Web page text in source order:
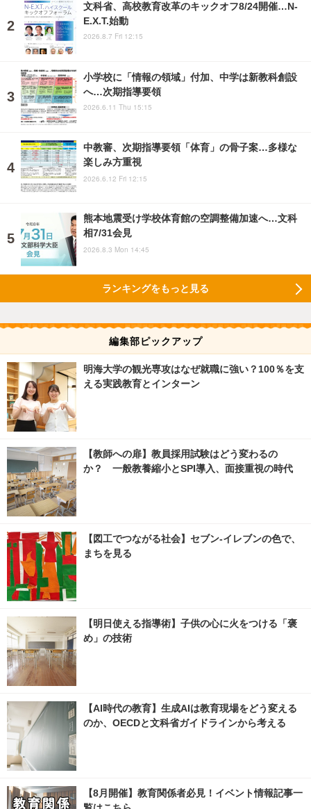
文科省、高校教育改革のキックオフ8/24開催…N-
E.X.T.始動
2026.8.7 Fri 12:15
小学校に「情報の領域」付加、中学は新教科創設
へ…次期指導要領
2026.6.11 Thu 15:15
中教審、次期指導要領「体育」の骨子案…多様な
楽しみ方重視
2026.6.12 Fri 12:15
熊本地震受け学校体育館の空調整備加速へ…文科
相7/31会見
2026.8.3 Mon 14:45
ランキングをもっと見る
編集部ピックアップ
明海大学の観光専攻はなぜ就職に強い？100％を支
える実践教育とインターン
【教師への扉】教員採用試験はどう変わるの
か？ 一般教養縮小とSPI導入、面接重視の時代
【図工でつながる社会】セブン‐イレブンの色で、
まちを見る
【明日使える指導術】子供の心に火をつける「褒
め」の技術
【AI時代の教育】生成AIは教育現場をどう変える
のか、OECDと文科省ガイドラインから考える
【8月開催】教育関係者必見！イベント情報記事一